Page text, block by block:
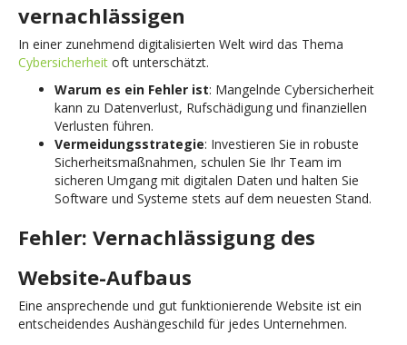
vernachlässigen
In einer zunehmend digitalisierten Welt wird das Thema
Cybersicherheit oft unterschätzt.
Warum es ein Fehler ist: Mangelnde Cybersicherheit
kann zu Datenverlust, Rufschädigung und finanziellen
Verlusten führen.
Vermeidungsstrategie: Investieren Sie in robuste
Sicherheitsmaßnahmen, schulen Sie Ihr Team im
sicheren Umgang mit digitalen Daten und halten Sie
Software und Systeme stets auf dem neuesten Stand.
Fehler: Vernachlässigung des
Website-Aufbaus
Eine ansprechende und gut funktionierende Website ist ein
entscheidendes Aushängeschild für jedes Unternehmen.